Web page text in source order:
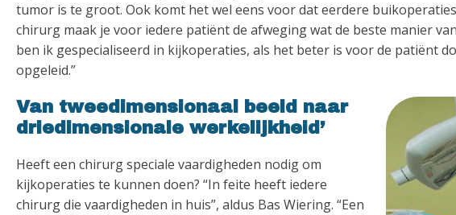
tumor is te groot. Ook komt het wel eens voor dat eerdere
chirurg maak je voor iedere patiënt de afweging wat de beste manier
ben ik gespecialiseerd in kijkoperaties, als het beter is voor de patiënt
opgeleid.”
Van tweedimensionaal beeld naar
driedimensionale werkelijkheid’
Heeft een chirurg speciale vaardigheden nodig om
kijkoperaties te kunnen doen? “In feite heeft iedere
chirurg die vaardigheden in huis”, aldus Bas Wiering. “Een